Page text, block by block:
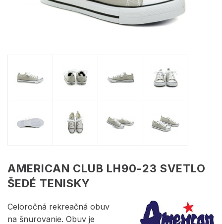
AMERICAN CLUB LH90-23 SVETLO
ŠEDÉ TENISKY
Celoročná rekreačná obuv
na šnurovanie. Obuv je